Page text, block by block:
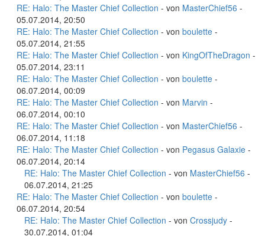
RE: Halo: The Master Chief Collection - von MasterChief56 -
05.07.2014, 20:50
RE: Halo: The Master Chief Collection - von boulette -
05.07.2014, 21:55
RE: Halo: The Master Chief Collection - von KingOfTheDragon -
05.07.2014, 23:11
RE: Halo: The Master Chief Collection - von boulette -
06.07.2014, 00:09
RE: Halo: The Master Chief Collection - von Marvin -
06.07.2014, 00:10
RE: Halo: The Master Chief Collection - von MasterChief56 -
06.07.2014, 11:18
RE: Halo: The Master Chief Collection - von Pegasus Galaxie -
06.07.2014, 20:14
RE: Halo: The Master Chief Collection - von MasterChief56 -
06.07.2014, 21:25
RE: Halo: The Master Chief Collection - von boulette -
06.07.2014, 20:54
RE: Halo: The Master Chief Collection - von Crossjudy -
30.07.2014, 01:04